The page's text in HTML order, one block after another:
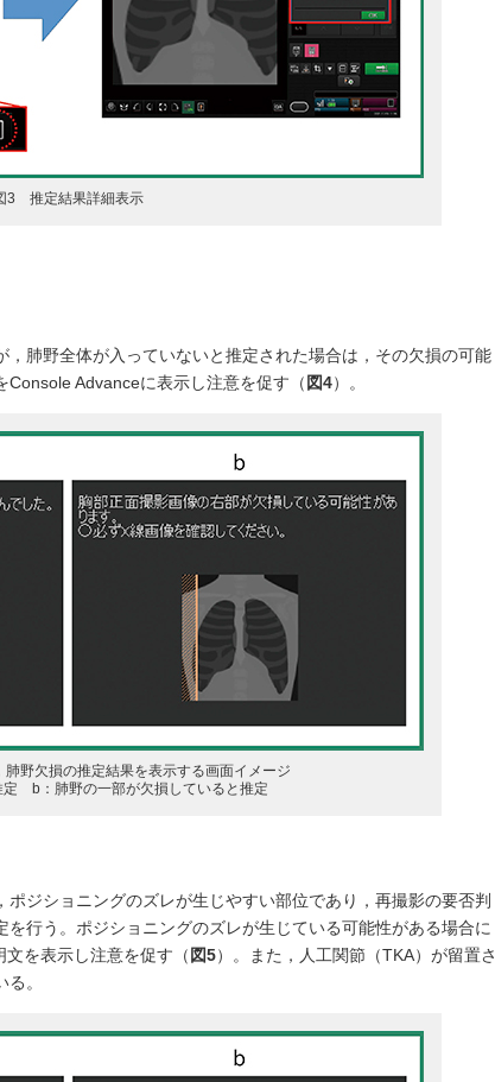
3 推定結果詳細表示
肺野全体が入っていないと推定された場合は，その欠損の可能
Advanceに表示し注意を促す（図4）。
野欠損の推定結果を表示する画面イメージ
定 b：肺野の一部が欠損していると推定
ジショニングのズレが生じやすい部位であり，再撮影の要否判
行う。ポジショニングのズレが生じている可能性がある場合に
を表示し注意を促す（図5）。また，人工関節（TKA）が留置さ
。